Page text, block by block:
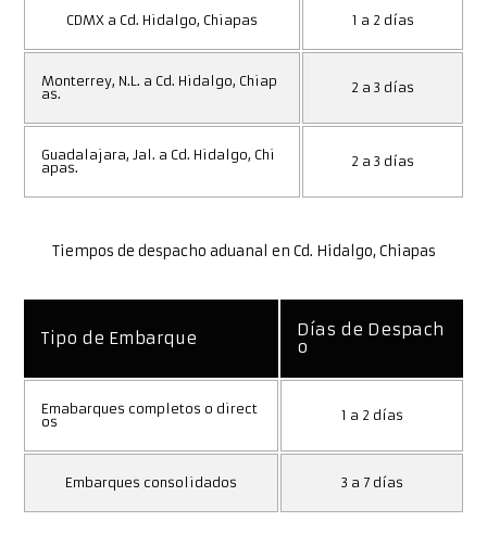
CDMX a Cd. Hidalgo, Chiapas 1 a 2 días
Monterrey, N.L. a Cd. Hidalgo, Chiap
as.
2 a 3 días
Guadalajara, Jal. a Cd. Hidalgo, Chi
apas.
2 a 3 días
Tiempos de despacho aduanal en Cd. Hidalgo, Chiapas
Tipo de Embarque
Días de Despach
o
Emabarques completos o direct
os
1 a 2 días
Embarques consolidados 3 a 7 días